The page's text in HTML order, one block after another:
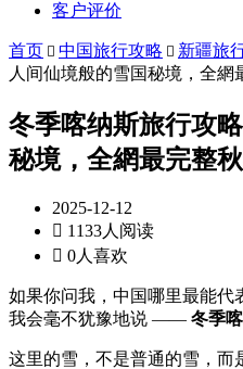
客户评价
首页  中国旅行攻略  新疆旅
人间仙境般的雪国秘境，全網
冬季喀纳斯旅行攻
秘境，全網最完整
2025-12-12
 1133人阅读
 0人喜欢
如果你问我，中国哪里最能代
我会毫不犹豫地说 —— 冬季
这里的雪，不是普通的雪，而